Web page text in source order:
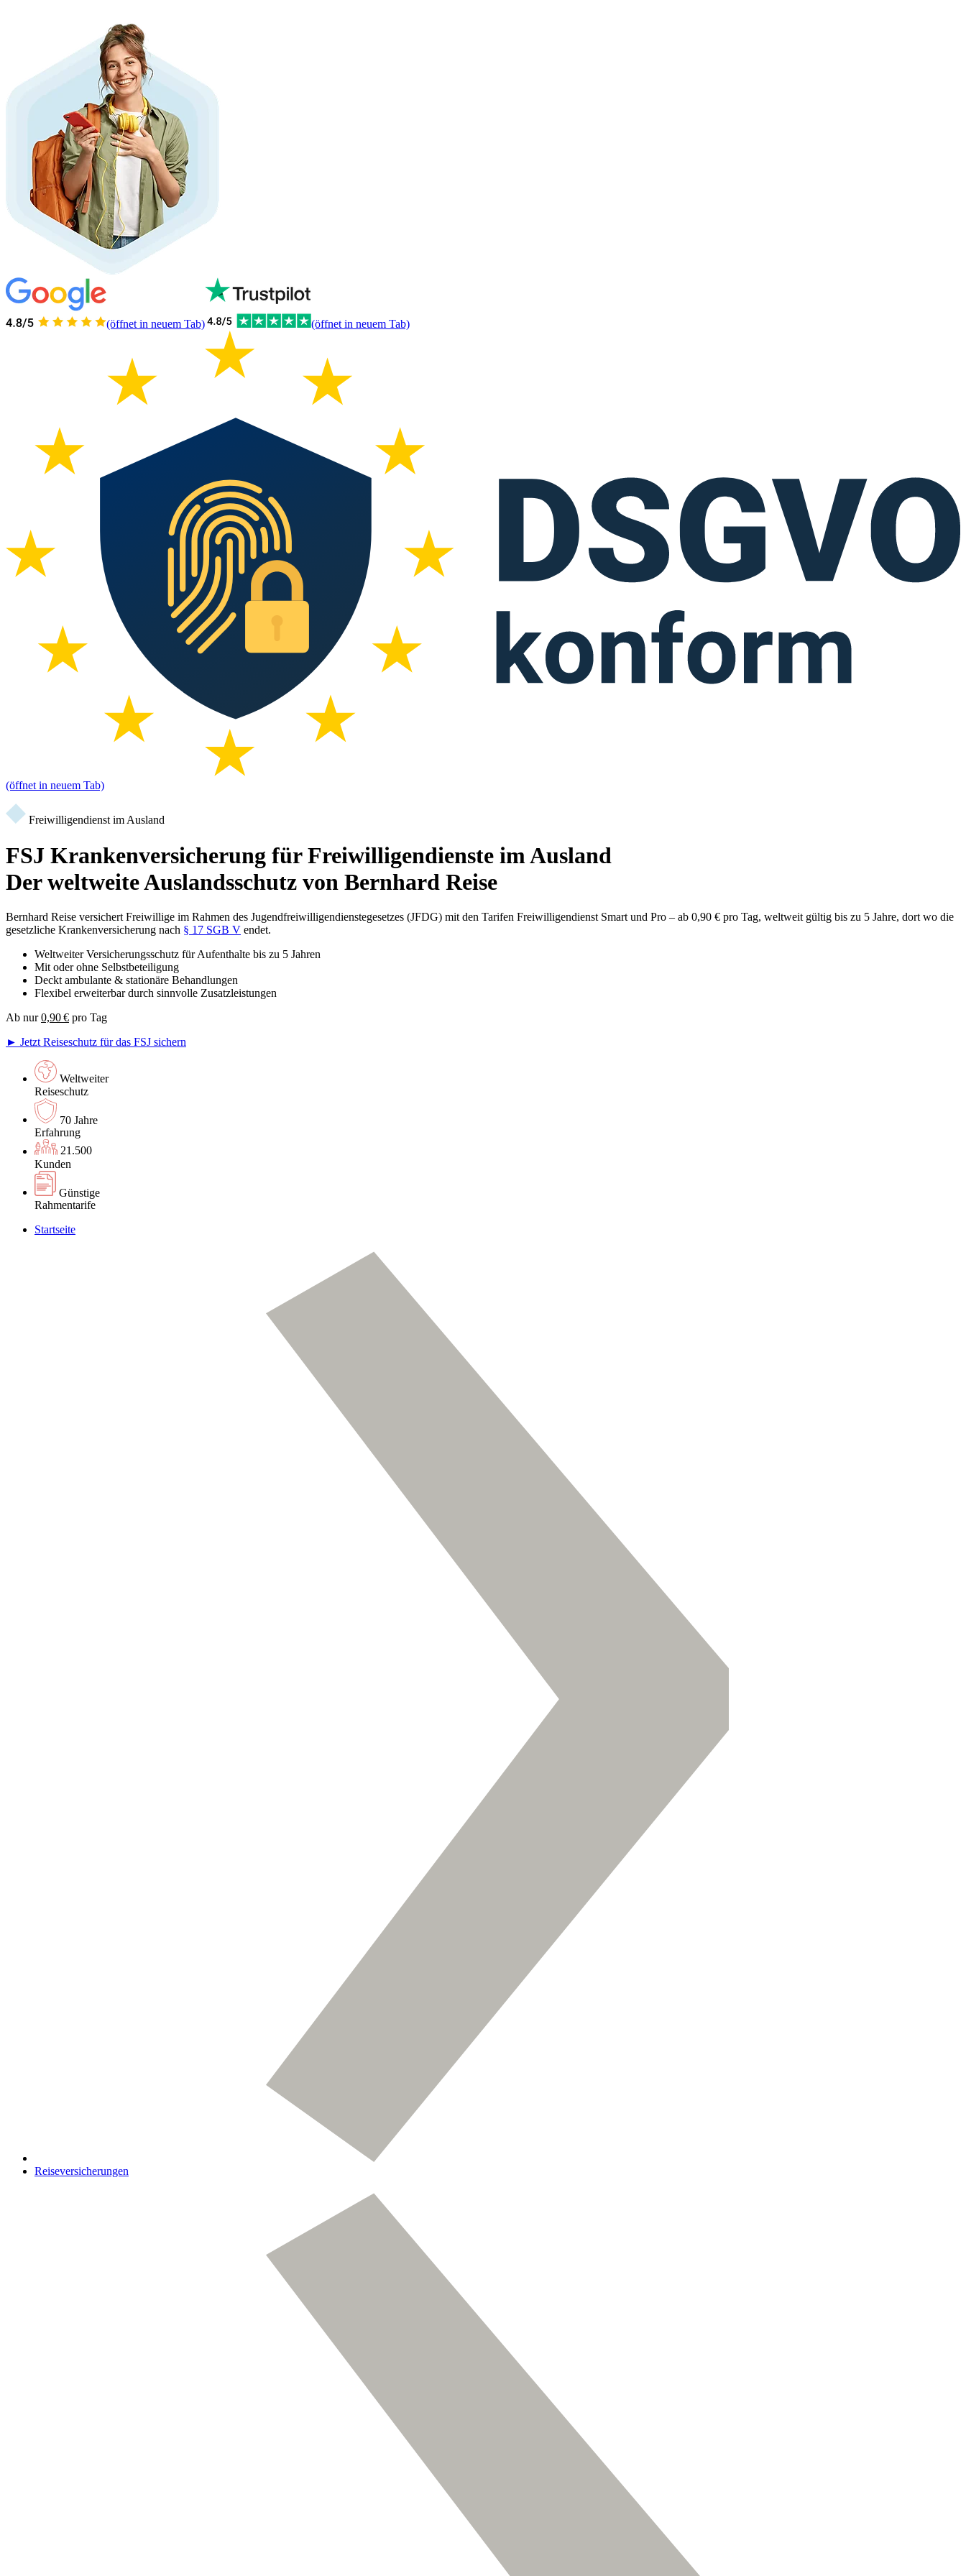
(öffnet in neuem Tab) (öffnet in neuem Tab)
(öffnet in neuem Tab)
Freiwilligendienst im Ausland
FSJ Krankenversicherung für Freiwilligendienste im Ausland
Der weltweite Auslandsschutz von Bernhard Reise
Bernhard Reise versichert Freiwillige im Rahmen des Jugendfreiwilligendienstegesetzes (JFDG) mit den Tarifen Freiwilligendienst Smart und Pro – ab 0,90 € pro Tag, weltweit gültig bis zu 5 Jahre, dort wo die
gesetzliche Krankenversicherung nach § 17 SGB V endet.
Weltweiter Versicherungsschutz für Aufenthalte bis zu 5 Jahren
Mit oder ohne Selbstbeteiligung
Deckt ambulante & stationäre Behandlungen
Flexibel erweiterbar durch sinnvolle Zusatzleistungen
Ab nur0,90 € pro Tag
► Jetzt Reiseschutz für das FSJ sichern
Weltweiter
Reiseschutz
70 Jahre
Erfahrung
21.500
Kunden
Günstige
Rahmentarife
Startseite
Reiseversicherungen